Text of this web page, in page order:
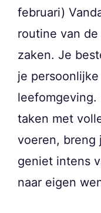
februari)
routine van
zaken. Je
je
leefomgeving.
taken met
voeren, breng
geniet intens
naar eigen